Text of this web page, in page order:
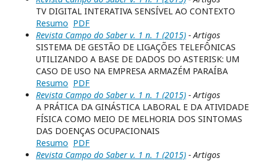
TV DIGITAL INTERATIVA SENSÍVEL AO CONTEXTO
Resumo PDF
Revista Campo do Saber v. 1 n. 1 (2015) - Artigos
SISTEMA DE GESTÃO DE LIGAÇÕES TELEFÔNICAS
UTILIZANDO A BASE DE DADOS DO ASTERISK: UM
CASO DE USO NA EMPRESA ARMAZÉM PARAÍBA
Resumo PDF
Revista Campo do Saber v. 1 n. 1 (2015) - Artigos
A PRÁTICA DA GINÁSTICA LABORAL E DA ATIVIDADE
FÍSICA COMO MEIO DE MELHORIA DOS SINTOMAS
DAS DOENÇAS OCUPACIONAIS
Resumo PDF
Revista Campo do Saber v. 1 n. 1 (2015) - Artigos